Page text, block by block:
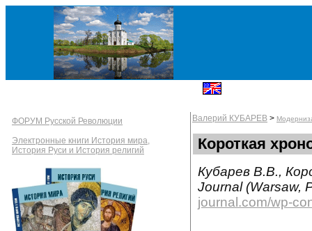
ФОРУМ Русской Революции
Электронные книги История мира,
История Руси и История религий
Валерий КУБАРЕВ >
Короткая
Кубарев В.В.,
Journal (Warsaw,
journal.com/wp-